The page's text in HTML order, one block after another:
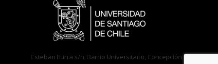
Esteban Iturra s/n, Barrio Universitario, Concepción –